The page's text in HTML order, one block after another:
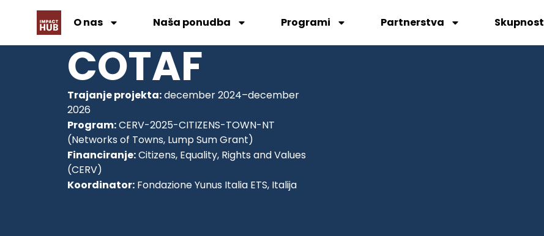
O nas Naša ponudba Programi Partnerstva Skupnost
COTAF
Trajanje projekta:december 2024–december
2026
Program:CERV-2025-CITIZENS-TOWN-NT
(Networks of Towns, Lump Sum Grant)
Financiranje:Citizens, Equality, Rights and Values
(CERV)
Koordinator: Fondazione Yunus Italia ETS, Italija